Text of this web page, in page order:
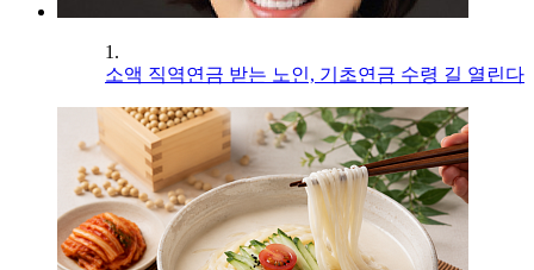
1.
소액 직역연금 받는 노인, 기초연금 수령 길 열린다